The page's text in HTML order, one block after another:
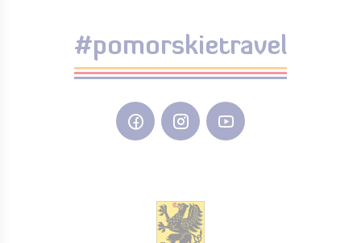
#pomorskietravel